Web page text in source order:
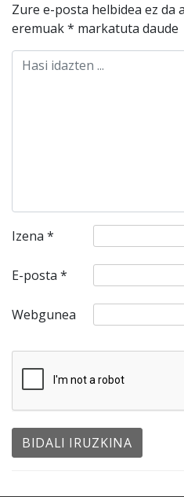
Zure e-posta helbidea ez da
eremuak* markatuta daude
Izena *
E-posta *
Webgunea